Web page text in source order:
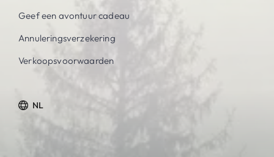
Geef een avontuur cadeau
Annuleringsverzekering
Verkoopsvoorwaarden
NL